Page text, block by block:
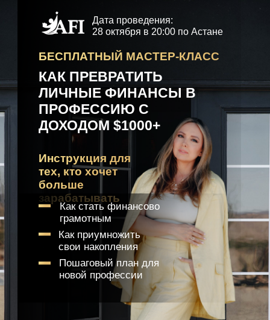
БЕСПЛАТНЫЙ МАСТЕР-КЛАСС
КАК ПРЕВРАТИТЬ
ЛИЧНЫЕ ФИНАНСЫ В
ПРОФЕССИЮ С
ДОХОДОМ $1000+
Инструкция для
тех, кто хочет
больше
зарабатывать
Дата проведения:
28 октября в 20:00 по Астане
Как стать финансово
грамотным
Как приумножить
свои накопления
Пошаговый план для
новой профессии